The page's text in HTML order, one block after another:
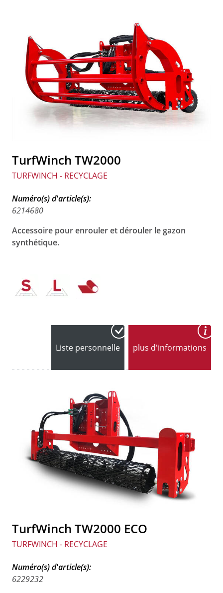
TurfWinch TW2000
TURFWINCH - RECYCLAGE
Numéro(s) d'article(s):
6214680
Accessoire pour enrouler et dérouler le gazon
synthétique.
Liste personnelle plus d'informations
TurfWinch TW2000 ECO
TURFWINCH - RECYCLAGE
Numéro(s) d'article(s):
6229232